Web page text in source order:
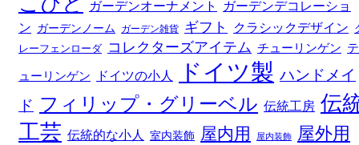
ガーデンオーナメント
ガーデンデコレーショ
ン ガーデンノーム ガーデン雑貨 ギフト クラシックデザイン
レーフェンローダ コレクターズアイテム チューリンゲン テ
ューリンゲン ドイツの小人 ドイツ製 ハンドメイ
ド フィリップ・グリーベル 伝統工房 伝
工芸 伝統的な小人 室内装飾 屋内用 屋内装飾 屋外用